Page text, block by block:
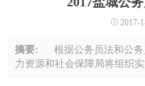
学员
服务信息
2017-
摘要:
根据公务员法和公务
力资源和社会保障局将组织